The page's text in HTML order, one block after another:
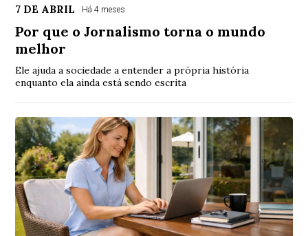
7 DE ABRIL Há 4 meses
Por que o Jornalismo torna o mundo
melhor
Ele ajuda a sociedade a entender a própria história
enquanto ela ainda está sendo escrita